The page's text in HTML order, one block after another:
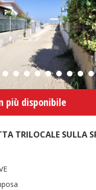
più disponibile
TRILOCALE SULLA